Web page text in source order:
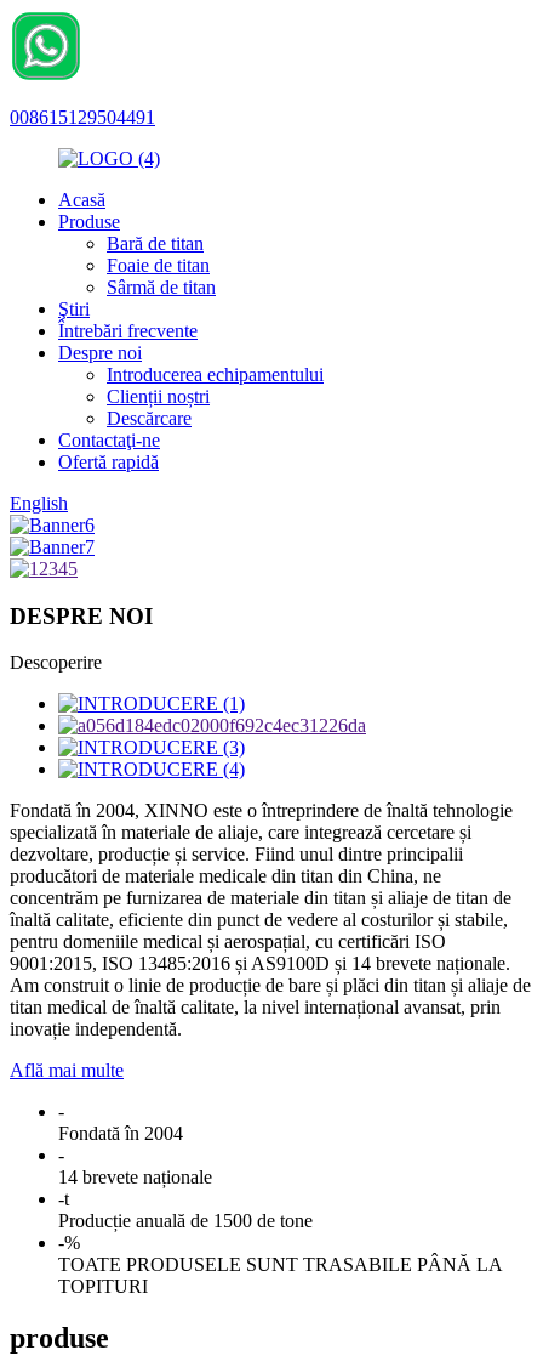
008615129504491
Acasă
Produse
Bară de titan
Foaie de titan
Sârmă de titan
Ştiri
Întrebări frecvente
Despre noi
Introducerea echipamentului
Clienții noștri
Descărcare
Contactaţi-ne
Ofertă rapidă
English
DESPRE NOI
Descoperire
Fondată în 2004, XINNO este o întreprindere de înaltă tehnologie
specializată în materiale de aliaje, care integrează cercetare și
dezvoltare, producție și service. Fiind unul dintre principalii
producători de materiale medicale din titan din China, ne
concentrăm pe furnizarea de materiale din titan și aliaje de titan de
înaltă calitate, eficiente din punct de vedere al costurilor și stabile,
pentru domeniile medical și aerospațial, cu certificări ISO
9001:2015, ISO 13485:2016 și AS9100D și 14 brevete naționale.
Am construit o linie de producție de bare și plăci din titan și aliaje de
titan medical de înaltă calitate, la nivel internațional avansat, prin
inovație independentă.
Află mai multe
-
Fondată în 2004
-
14 brevete naționale
-t
Producție anuală de 1500 de tone
-%
TOATE PRODUSELE SUNT TRASABILE PÂNĂ LA
TOPITURI
produse